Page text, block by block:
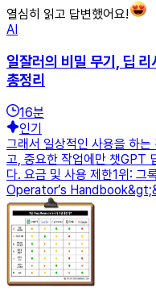
열심히 읽고 답변했어요!
AI
일잘러의 비밀 무기, 딥
총정리
16분
인기
그래서 일상적인 사용을 하
고, 중요한 작업에만 챗GPT
다. 요금 및 사용 제한1위:
Operator’s